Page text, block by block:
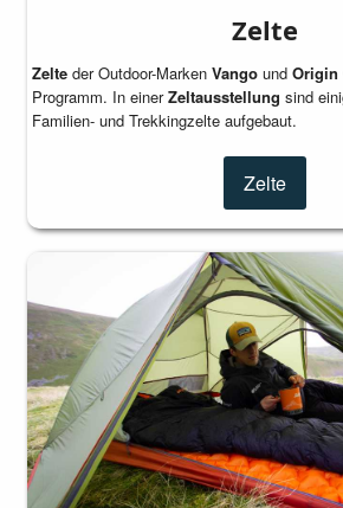
Zelte
Zelte der Outdoor-Marken Vango und Origin
Programm. In einerZeltausstellung sind
Familien- und Trekkingzelte aufgebaut.
Zelte